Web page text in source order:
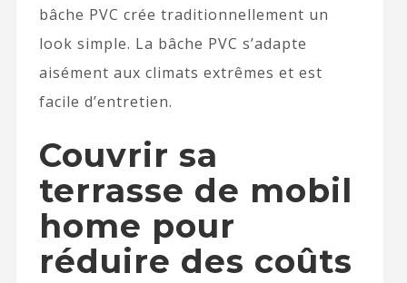
bâche PVC crée traditionnellement un
look simple. La bâche PVC s’adapte
aisément aux climats extrêmes et est
facile d’entretien.
Couvrir sa
terrasse de mobil
home pour
réduire des coûts